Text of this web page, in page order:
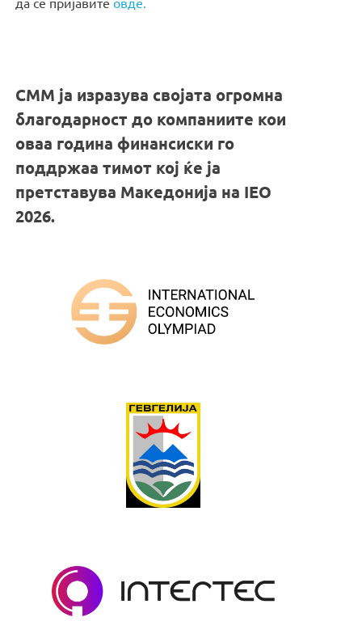
СММ ја изразува својата огромна
благодарност до компаниите кои
оваа година финансиски го
поддржаа тимот кој ќе ја
претставува Македонија на IEO
2026.